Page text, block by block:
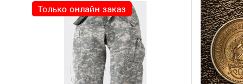
Только онлайн заказ